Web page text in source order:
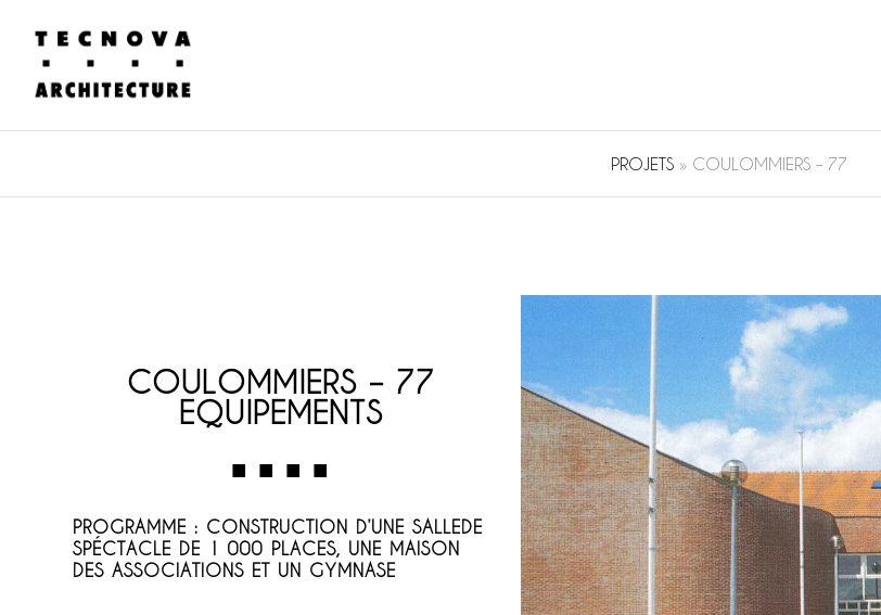
PROJETS » COULOMMIERS – 77
COULOMMIERS – 77
EQUIPEMENTS
PROGRAMME : CONSTRUCTION D’UNE SALLEDE
SPÉCTACLE DE 1 000 PLACES, UNE MAISON
DES ASSOCIATIONS ET UN GYMNASE